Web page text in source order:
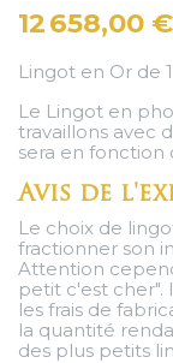
12 658,00 €
Lingot en Or de
Le Lingot en
travaillons avec
sera en fonction
Avis de
Le choix de
fractionner son
Attention
petit c'est cher".
les frais de
la quantité
des plus petits